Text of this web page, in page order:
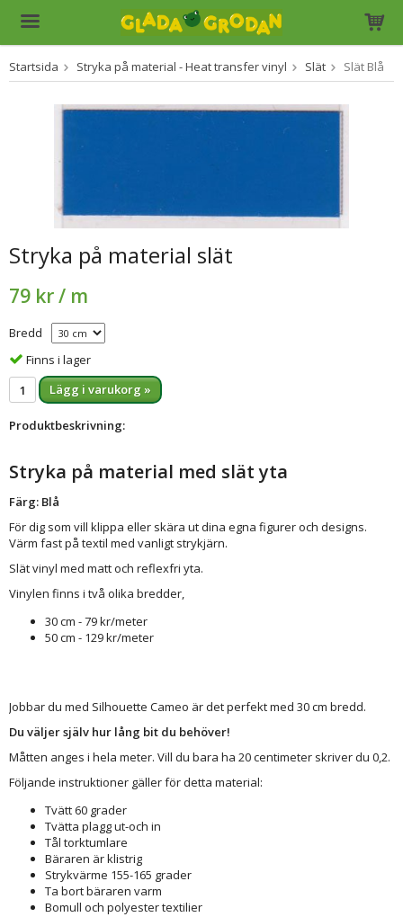
Produkten har blivit tillagd i varukorgen
Startsida Stryka på material - Heat transfer vinyl Slät Slät Blå
Stryka på material slät
79 kr/ m
Bredd
Finns i lager
Lägg i varukorg »
Produktbeskrivning:
Stryka på material med slät yta
Färg: Blå
För dig som vill klippa eller skära ut dina egna figurer och designs.
Värm fast på textil med vanligt strykjärn.
Slät vinyl med matt och reflexfri yta.
Vinylen finns i två olika bredder,
30 cm - 79 kr/meter
50 cm - 129 kr/meter
Jobbar du med Silhouette Cameo är det perfekt med 30 cm bredd.
Du väljer själv hur lång bit du behöver!
Måtten anges i hela meter. Vill du bara ha 20 centimeter skriver du 0,2.
Följande instruktioner gäller för detta material:
Tvätt 60 grader
Tvätta plagg ut-och in
Tål torktumlare
Bäraren är klistrig
Strykvärme 155-165 grader
Ta bort bäraren varm
Bomull och polyester textilier